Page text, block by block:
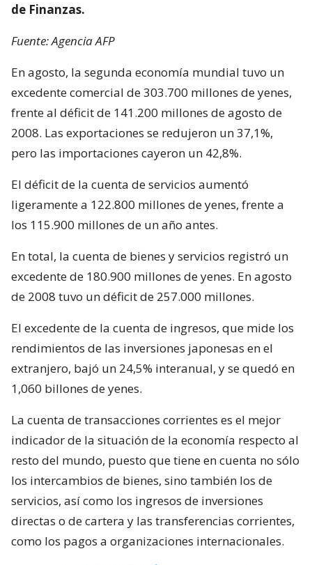
de Finanzas.
Fuente: Agencia AFP
En agosto, la segunda economía mundial tuvo un
excedente comercial de 303.700 millones de yenes,
frente al déficit de 141.200 millones de agosto de
2008. Las exportaciones se redujeron un 37,1%,
pero las importaciones cayeron un 42,8%.
El déficit de la cuenta de servicios aumentó
ligeramente a 122.800 millones de yenes, frente a
los 115.900 millones de un año antes.
En total, la cuenta de bienes y servicios registró un
excedente de 180.900 millones de yenes. En agosto
de 2008 tuvo un déficit de 257.000 millones.
El excedente de la cuenta de ingresos, que mide los
rendimientos de las inversiones japonesas en el
extranjero, bajó un 24,5% interanual, y se quedó en
1,060 billones de yenes.
La cuenta de transacciones corrientes es el mejor
indicador de la situación de la economía respecto al
resto del mundo, puesto que tiene en cuenta no sólo
los intercambios de bienes, sino también los de
servicios, así como los ingresos de inversiones
directas o de cartera y las transferencias corrientes,
como los pagos a organizaciones internacionales.